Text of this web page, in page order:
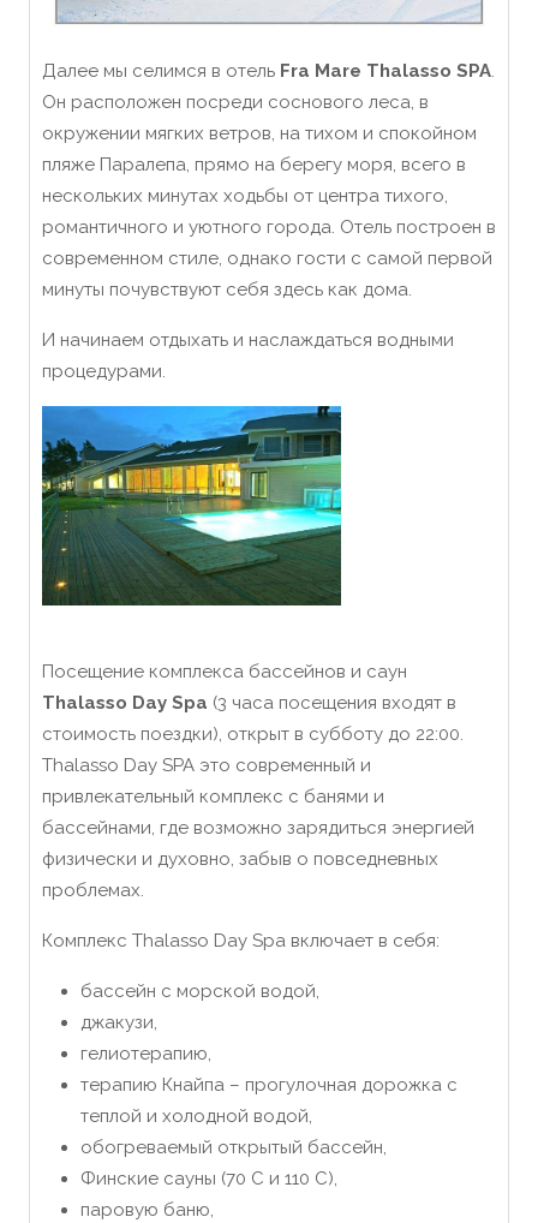
Далее мы селимся в отель Fra Mare Thalasso SPA.
Он расположен посреди соснового леса, в
окружении мягких ветров, на тихом и спокойном
пляже Паралепа, прямо на берегу моря, всего в
нескольких минутах ходьбы от центра тихого,
романтичного и уютного города. Отель построен в
современном стиле, однако гости с самой первой
минуты почувствуют себя здесь как дома.
И начинаем отдыхать и наслаждаться водными
процедурами.
Посещение комплекса бассейнов и саун
Thalasso Day Spa (3 часа посещения входят в
стоимость поездки), открыт в субботу до 22:00.
Thalasso Day SPA это современный и
привлекательный комплекс с банями и
бассейнами, где возможно зарядиться энергией
физически и духовно, забыв о повседневных
проблемах.
Комплекс Thalasso Day Spa включает в себя:
бассейн с морской водой,
джакузи,
гелиотерапию,
терапию Кнайпа – прогулочная дорожка с
теплой и холодной водой,
обогреваемый открытый бассейн,
Финские сауны (70 C и 110 C),
паровую баню,